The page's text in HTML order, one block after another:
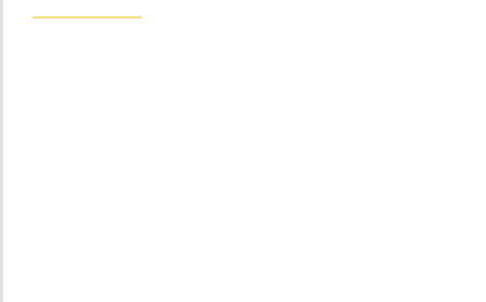
juillet 3, 2026